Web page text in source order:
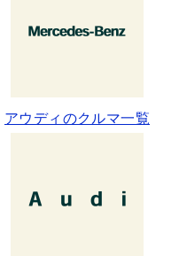
アウディのクルマ一覧